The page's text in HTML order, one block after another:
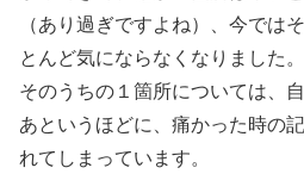
（あり過ぎですよね）、今では
とんど気にならなくなりました。
そのうちの１箇所については、
あというほどに、痛かった時の
れてしまっています。